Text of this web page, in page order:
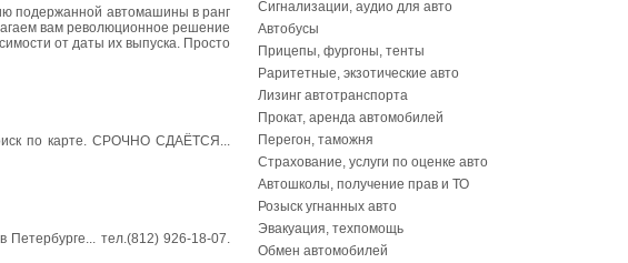
подержанной автомашины в ранг
вам революционное решение
от даты их выпуска. Просто
по карте. СРОЧНО СДАЁТСЯ...
Петербурге... тел.(812) 926-18-07.
Сигнализации, аудио для авто
Автобусы
Прицепы, фургоны, тенты
Раритетные, экзотические авто
Лизинг автотранспорта
Прокат, аренда автомобилей
Перегон, таможня
Страхование, услуги по оценке авто
Автошколы, получение прав и ТО
Розыск угнанных авто
Эвакуация, техпомощь
Обмен автомобилей